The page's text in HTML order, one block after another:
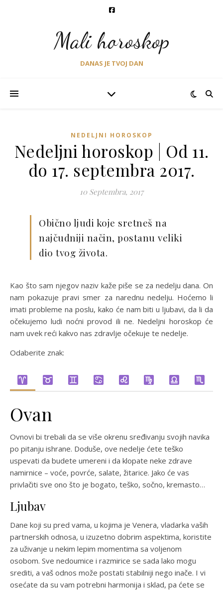
Mali horoskop
DANAS JE TVOJ DAN
NEDELJNI HOROSKOP
Nedeljni horoskop | Od 11.
do 17. septembra 2017.
10 Septembra, 2017
Obično ljudi koje sretneš na
najčudniji način, postanu veliki
dio tvog života.
Kao što sam njegov naziv kaže piše se za nedelju dana. On
nam pokazuje pravi smer za narednu nedelju. Hoćemo li
imati probleme na poslu, kako će nam biti u ljubavi, da li da
očekujemo ludi noćni provod ili ne. Nedeljni horoskop će
nam uvek reći kakvo nas zdravlje očekuje te nedelje.
Odaberite znak:
Ovan
Ovnovi bi trebali da se više okrenu sređivanju svojih navika
po pitanju ishrane. Doduše, ove nedelje ćete teško
uspevati da budete umereni i da klopate neke zdrave
namirnice – voće, povrće, salate, žitarice. Jako će vas
privlačiti sve ono što je bogato, teško, sočno, kremasto…
Ljubav
Dane koji su pred vama, u kojima je Venera, vladarka vaših
partnerskih odnosa, u izuzetno dobrim aspektima, koristite
za uživanje u nekim lepim momentima sa voljenom
osobom. Sve nedoumice i razmirice se sada lako mogu
srediti, a vaš odnos može postati stabilniji nego inače. I vi
osećate da su vam potrebni harmonija i sklad, pa ćete se